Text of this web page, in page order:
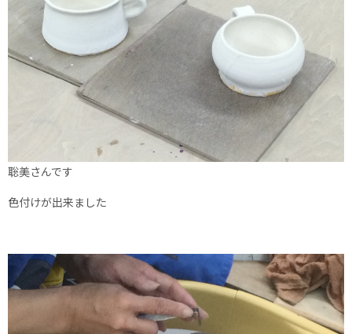
聡美さんです
色付けが出来ました